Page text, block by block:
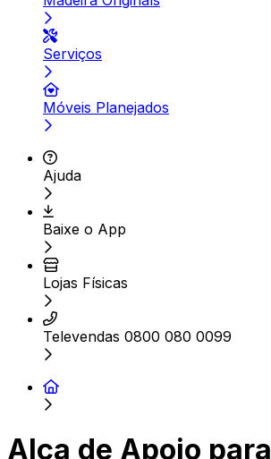
Serviços
Móveis Planejados
Ajuda
Baixe o App
Lojas Físicas
Televendas 0800 080 0099
Alça de Apoio para